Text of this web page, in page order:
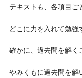
テキストも、各項目ご
どこに力を入れて勉
確かに、過去問を解く
やみくもに過去問を解